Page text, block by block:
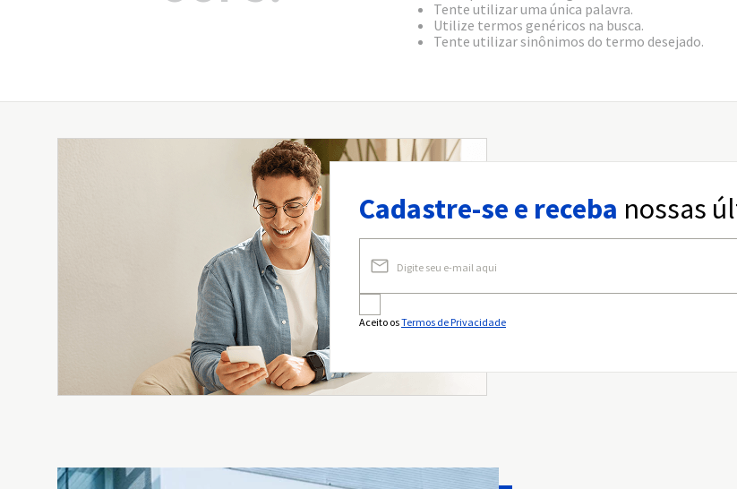
Tente utilizar uma única palavra.
Utilize termos genéricos na busca.
Tente utilizar sinônimos do termo desejado.
Cadastre-se e receba nossas
Aceito osTermos de Privacidade